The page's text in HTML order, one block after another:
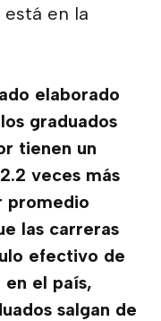
en la
elaborado
graduados
tienen un
veces más
promedio
las carreras
efectivo de
el país,
salgan de